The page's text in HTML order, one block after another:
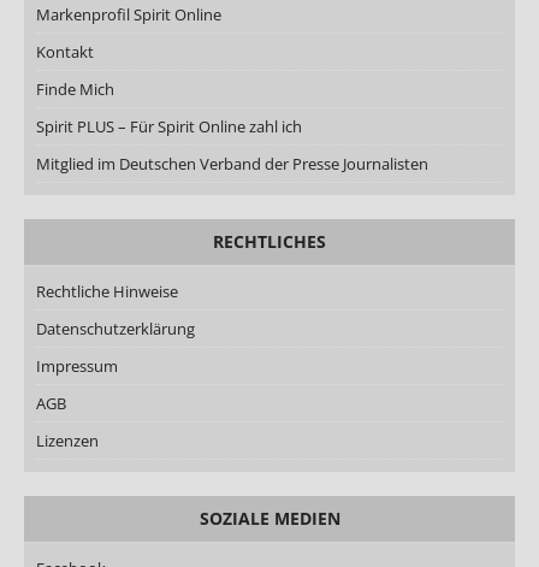
Markenprofil Spirit Online
Kontakt
Finde Mich
Spirit PLUS – Für Spirit Online zahl ich
Mitglied im Deutschen Verband der Presse Journalisten
RECHTLICHES
Rechtliche Hinweise
Datenschutzerklärung
Impressum
AGB
Lizenzen
SOZIALE MEDIEN